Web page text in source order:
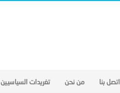
اتصل بنا من نحن تغريدات السياسيين